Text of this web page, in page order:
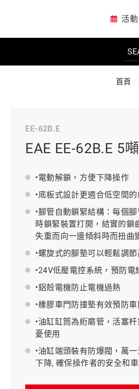
活動
車廠
美國
義大
首頁
EE-62B.E
EAE EE-62B.E 5
•電動解鎖，方便下降操作
•底板式設計更適合低空間
•腳管自動鎖緊結構：每個
時鎖緊裝置打開，結實的鎖
失重而向一邊傾斜時而扭曲
•螺旋式的腳墊可以輕鬆調
•24V低壓電控系統，預防
•鋁殼電機防止電機過熱
•橡膠車門防撞墊有效預防
•油缸缸筒為絎磨管，活塞
憂使用
•油缸端頭裝有防爆閥，萬
下降, 確保操作者的安全和